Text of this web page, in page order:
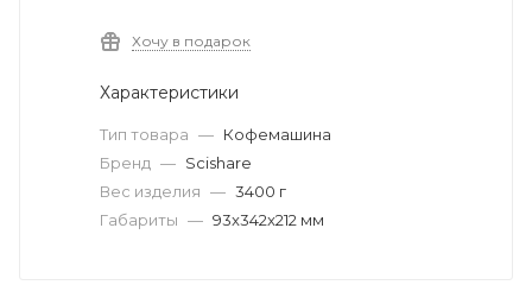
Хочу в подарок
Характеристики
Тип товара — Кофемашина
Бренд — Scishare
Вес изделия — 3400 г
Габариты — 93x342x212 мм